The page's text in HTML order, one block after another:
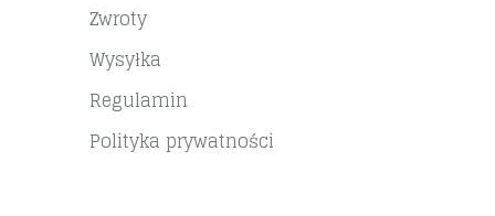
Zwroty
Wysyłka
Regulamin
Polityka prywatności